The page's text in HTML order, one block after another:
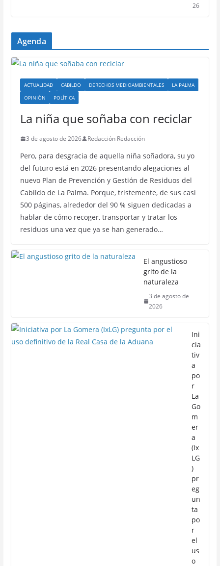
26
Agenda
ACTUALIDAD CABILDO DERECHOS MEDIOAMBIENTALES
LA PALMA
OPINIÓN
POLÍTICA
La niña que soñaba con reciclar
3 de agosto de 2026 Redacción Redacción
Pero, para desgracia de aquella niña soñadora, su yo
del futuro está en 2026 presentando alegaciones al
nuevo Plan de Prevención y Gestión de Residuos del
Cabildo de La Palma. Porque, tristemente, de sus casi
500 páginas, alrededor del 90 % siguen dedicadas a
hablar de cómo recoger, transportar y tratar los
residuos una vez que ya se han generado…
El angustioso
grito de la
naturaleza
3 de agosto de
2026
Ini
cia
tiv
a
po
r
La
Go
m
er
a
(Ix
LG
)
pr
eg
un
ta
po
r
el
us
o